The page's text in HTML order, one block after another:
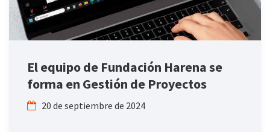
El equipo de Fundación Harena se
forma en Gestión de Proyectos
20 de septiembre de 2024